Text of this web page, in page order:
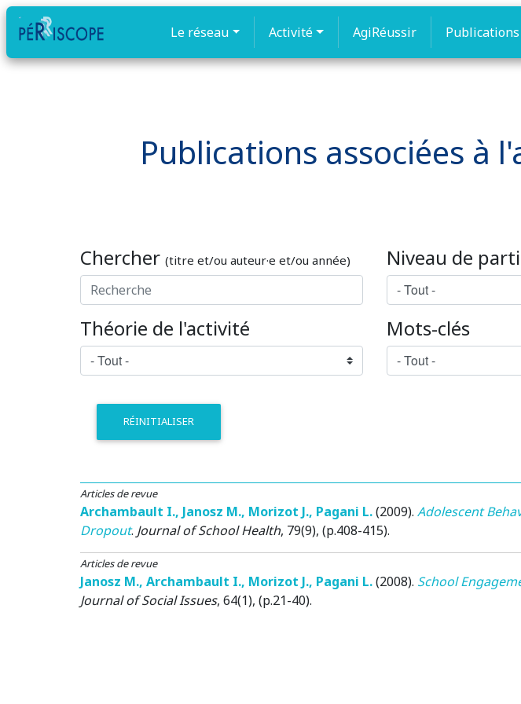
Le réseau Activité AgiRéussir Publications
Publications associées à
Chercher (titre et/ou auteur·e et/ou année) Niveau de
Théorie de l'activité Mots-clés
RÉINITIALISER
Articles de revue
Archambault I., Janosz M., Morizot J., Pagani L.(2009). Adolescent
Dropout. Journal of School Health, 79(9), (p.408-415).
Articles de revue
Janosz M., Archambault I., Morizot J., Pagani L.(2008). School
Journal of Social Issues, 64(1), (p.21-40).